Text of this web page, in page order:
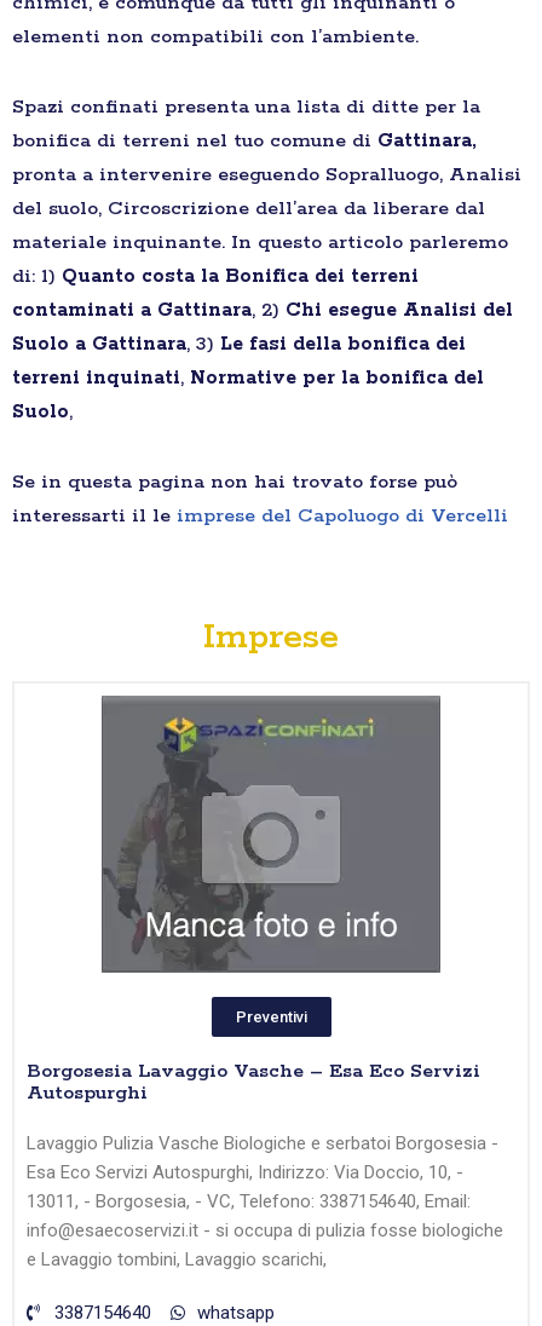
elementi non compatibili con l’ambiente.
Spazi confinati presenta una lista di ditte per la
bonifica di terreni nel tuo comune di Gattinara,
pronta a intervenire eseguendo Sopralluogo, Analisi
del suolo, Circoscrizione dell’area da liberare dal
materiale inquinante. In questo articolo parleremo
di: 1) Quanto costa la Bonifica dei terreni
contaminati a Gattinara, 2) Chi esegue Analisi del
Suolo a Gattinara, 3) Le fasi della bonifica dei
terreni inquinati, Normative per la bonifica del
Suolo,
Se in questa pagina non hai trovato forse può
interessarti il le imprese del Capoluogo di Vercelli
Imprese
Preventivi
Borgosesia Lavaggio Vasche – Esa Eco Servizi
Autospurghi
Lavaggio Pulizia Vasche Biologiche e serbatoi Borgosesia -
Esa Eco Servizi Autospurghi, Indirizzo: Via Doccio, 10, -
13011, - Borgosesia, - VC, Telefono: 3387154640, Email:
info@esaecoservizi.it - si occupa di pulizia fosse biologiche
e Lavaggio tombini, Lavaggio scarichi,
3387154640
whatsapp